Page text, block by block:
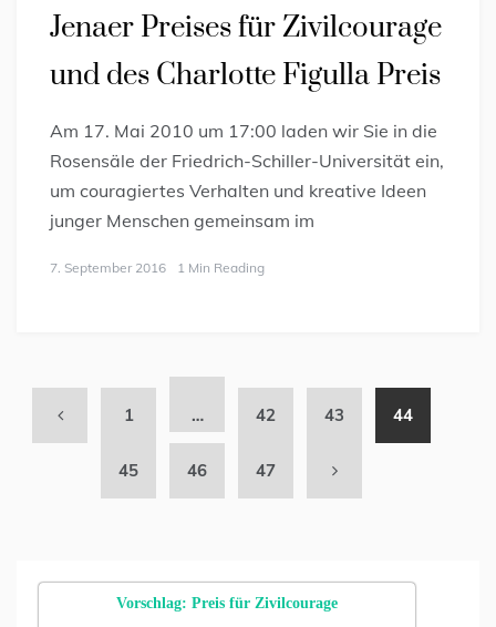
Jenaer Preises für Zivilcourage
und des Charlotte Figulla Preis
Am 17. Mai 2010 um 17:00 laden wir Sie in die
Rosensäle der Friedrich-Schiller-Universität ein,
um couragiertes Verhalten und kreative Ideen
junger Menschen gemeinsam im
7. September 2016 1 Min Reading
1 … 42 43 44
45 46 47
Vorschlag: Preis für Zivilcourage